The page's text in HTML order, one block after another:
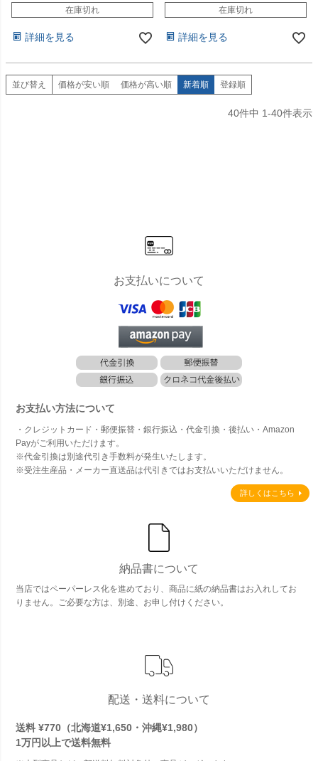
在庫切れ
詳細を見る
在庫切れ
詳細を見る
並び替え 価格が安い順 価格が高い順 新着順 登録順
40件中 1-40件表示
お支払いについて
お支払い方法について
・クレジットカード・郵便振替・銀行振込・代金引換・後払い・Amazon
Payがご利用いただけます。
※代金引換は別途代引き手数料が発生いたします。
※受注生産品・メーカー直送品は代引きではお支払いいただけません。
詳しくはこちら
納品書について
当店ではペーパーレス化を進めており、商品に紙の納品書はお入れしてお
りません。ご必要な方は、別途、お申し付けください。
配送・送料について
送料 ¥770（北海道¥1,650・沖縄¥1,980）
1万円以上で送料無料